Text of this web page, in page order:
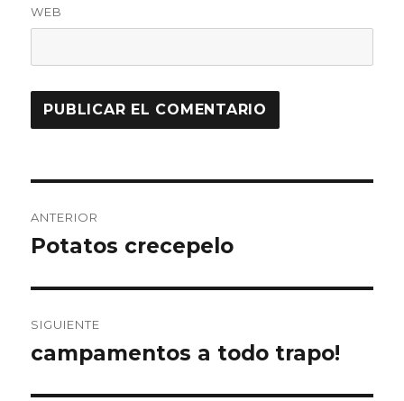
WEB
de
ANTERIOR
Entrada
Potatos crecepelo
SIGUIENTE
Entrada
campamentos a todo trapo!